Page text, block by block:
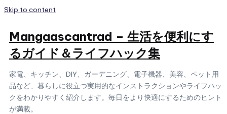
Skip to content
Mangaascantrad – 生活を便利にす
るガイド＆ライフハック集
家電、キッチン、DIY、ガーデニング、電子機器、美容、ペット用
品など、暮らしに役立つ実用的なインストラクションやライフハッ
クをわかりやすく紹介します。毎日をより快適にするためのヒント
が満載。